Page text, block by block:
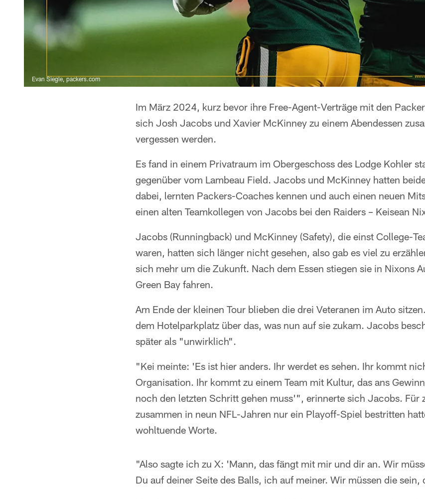
Evan Siegle, packers.com
Im März 2024, kurz bevor ihre Free-Agent-Verträge mit den
sich Josh Jacobs und Xavier McKinney zu einem Abendessen
vergessen werden.
Es fand in einem Privatraum im Obergeschoss des Lodge Kohler
gegenüber vom Lambeau Field. Jacobs und McKinney hatten
dabei, lernten Packers-Coaches kennen und auch einen neuen
einen alten Teamkollegen von Jacobs bei den Raiders – Keisean
Jacobs (Runningback) und McKinney (Safety), die einst College-
waren, hatten sich länger nicht gesehen, also gab es viel zu
sich mehr um die Zukunft. Nach dem Essen stiegen sie in Nixons
Green Bay fahren.
Am Ende der kleinen Tour blieben die drei Veteranen im Auto
dem Hotelparkplatz über das, was nun auf sie zukam. Jacobs
später als "unwirklich".
"Kei meinte: 'Es ist hier anders. Ihr werdet es sehen. Ihr kommt
Organisation. Ihr kommt zu einem Team mit Kultur, das ans
noch den letzten Schritt gehen muss'", erinnerte sich Jacobs. Für
zusammen in neun NFL-Jahren nur ein Playoff-Spiel bestritten
wohltuende Worte.
"Also sagte ich zu X: 'Mann, das fängt mit mir und dir an. Wir
Du auf deiner Seite des Balls, ich auf meiner. Wir müssen die sein,